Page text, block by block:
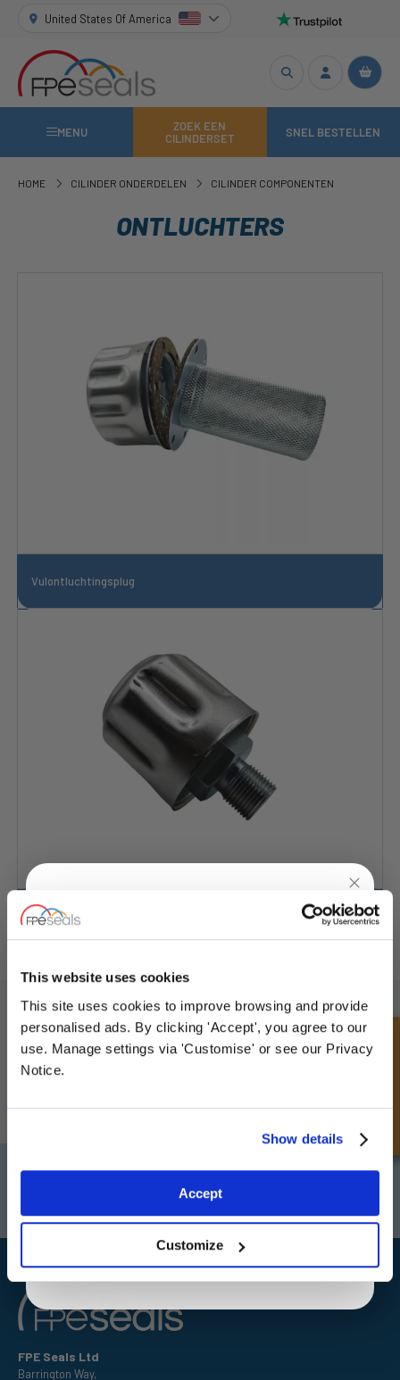
This website uses cookies
This site uses cookies to improve browsing and provide
personalised ads. By clicking 'Accept', you agree to our
use. Manage settings via 'Customise' or see our Privacy
Notice.
Show details
Accept
Customize
United States Of America
MENU
ZOEK EEN
CILINDERSET
SNEL BESTELLEN
HOME CILINDER ONDERDELEN CILINDER COMPONENTEN
ONTLUCHTERS
Vulontluchtingsplug
Vulplug met ontluchter
SCHRIJF JE IN VOOR ONZE NIEUWSBRIEF
Vergeet u niet te abonneren op onze nieuwsbrief om informatie te
ontvangen over onze laatste speciale aanbiedingen en nieuwe
producten.
ABONNEREN
Darlington
+44 (0) 1325 282732
Doncaster
FPE Seals Ltd
Barrington Way,
Snel onderzoek
UNLOCK10% OFF
YOURFIRST ORDER
Sign up for special offers and exclusive
deals
By entering your email address you are agreeing to our
privacy policy.